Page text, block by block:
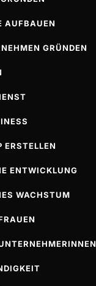
AUFBAUEN
GRÜNDEN
ERSTELLEN
ENTWICKLUNG
WACHSTUM